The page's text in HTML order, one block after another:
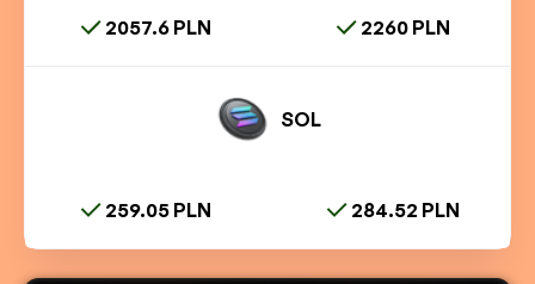
2057.6 PLN 2260 PLN
SOL
259.05 PLN 284.52 PLN